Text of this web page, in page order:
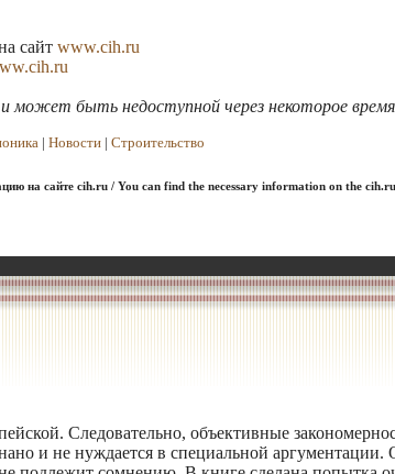
сайт www.cih.ru
и может быть недоступной через некоторое время
| Новости | Строительство
на сайте cih.ru / You can find the necessary information on the
Следовательно, объективные
и не нуждается в специальной аргументации.